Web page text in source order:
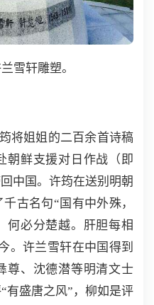
雪轩雕塑。
将姐姐的二百余首诗稿
朝鲜支援对日作战（即
中国。许筠在送别明朝
古名句“国有中外殊，
何必分楚越。肝胆每相
。许兰雪轩在中国得到
尊、沈德潜等明清文士
有盛唐之风”，柳如是评